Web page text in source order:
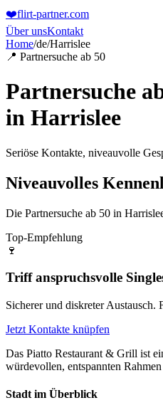
❤️flirt-partner.com
Über unsKontakt
Home/de/Harrislee
📍 Partnersuche ab 50
Partnersuche
in Harrislee
Seriöse Kontakte, niveauvolle
Niveauvolles
Die Partnersuche ab 50 in
Top-Empfehlung
🍷
Triff anspruchsvolle
Sicherer und diskreter
Jetzt Kontakte knüpfen
Das Piatto Restaurant & Grill ist
würdevollen, entspannten
Stadt im Überblick